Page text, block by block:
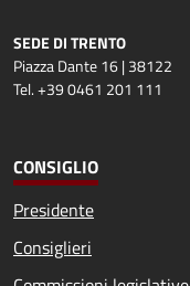
SEDE DI TRENTO
Piazza Dante 16 | 38122
Tel. +39 0461 201 111
CONSIGLIO
Presidente
Consiglieri